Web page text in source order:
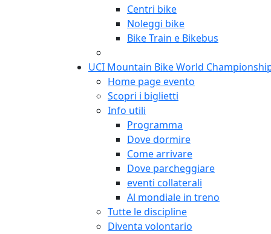
Centri bike
Noleggi bike
Bike Train e Bikebus
UCI Mountain Bike World
Home page evento
Scopri i biglietti
Info utili
Programma
Dove dormire
Come arrivare
Dove parcheggiare
eventi collaterali
Al mondiale in treno
Tutte le discipline
Diventa volontario